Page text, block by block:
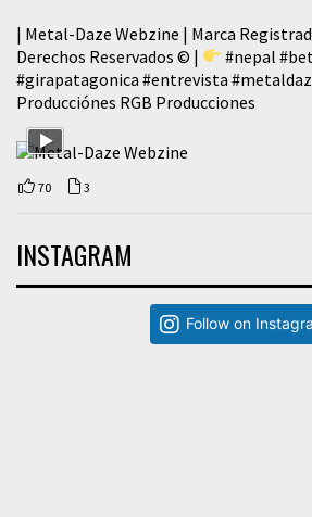
| Metal-Daze Webzine | Marca
Derechos Reservados © |
#nepal
#girapatagonica #entrevista
Producciónes RGB Producciones
70 3
INSTAGRAM
Follow on